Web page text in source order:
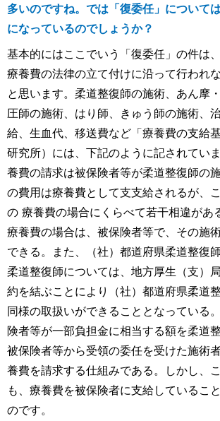
多いのですね。では「復委任」について
になっているのでしょうか？
基本的にはここでいう「復委任」の件は
療養費の法律の立て付けに沿って行われ
と思います。柔道整復師の施術、あん摩
圧師の施術、はり師、きゅう師の施術、
給、生血代、移送費など「療養費の支給
研究所）には、下記のように記されてい
養費の請求は被保険者等が柔道整復師の
の費用は療養費として⽀支給されるが、
の 療養費の場合にくらべて若干相違があ
療養費の場合は、被保険者等で、その施
できる。また、（社）都道府県柔道整復
柔道整復師については、地方厚生（支）
約を結ぶことにより（社）都道府県柔道
同様の取扱いができることとなっている
険者等が⼀部負担金に相当する額を柔道
被保険者等から受領の委任を受けた施術
養費を請求する仕組みである。しかし、
も、療養費を被保険者に支給しているこ
のです。